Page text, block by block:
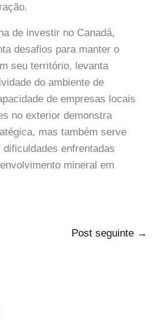
de investir no Canadá,
desafios para manter o
seu território, levanta
do ambiente de
de empresas locais
no exterior demonstra
mas também serve
enfrentadas
mineral em
Post seguinte →